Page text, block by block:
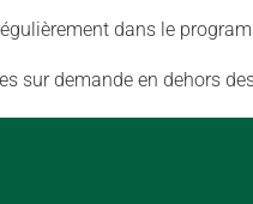
dans le
sur demande en dehors